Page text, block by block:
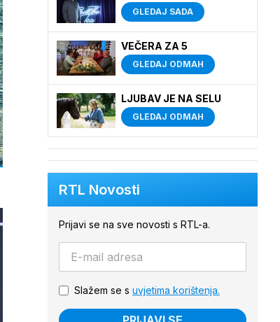
GLEDAJ SADA
VEČERA ZA 5
GLEDAJ ODMAH
LJUBAV JE NA SELU
GLEDAJ ODMAH
RTL Novosti
Prijavi se na sve novosti s RTL-a.
Slažem se s uvjetima korištenja.